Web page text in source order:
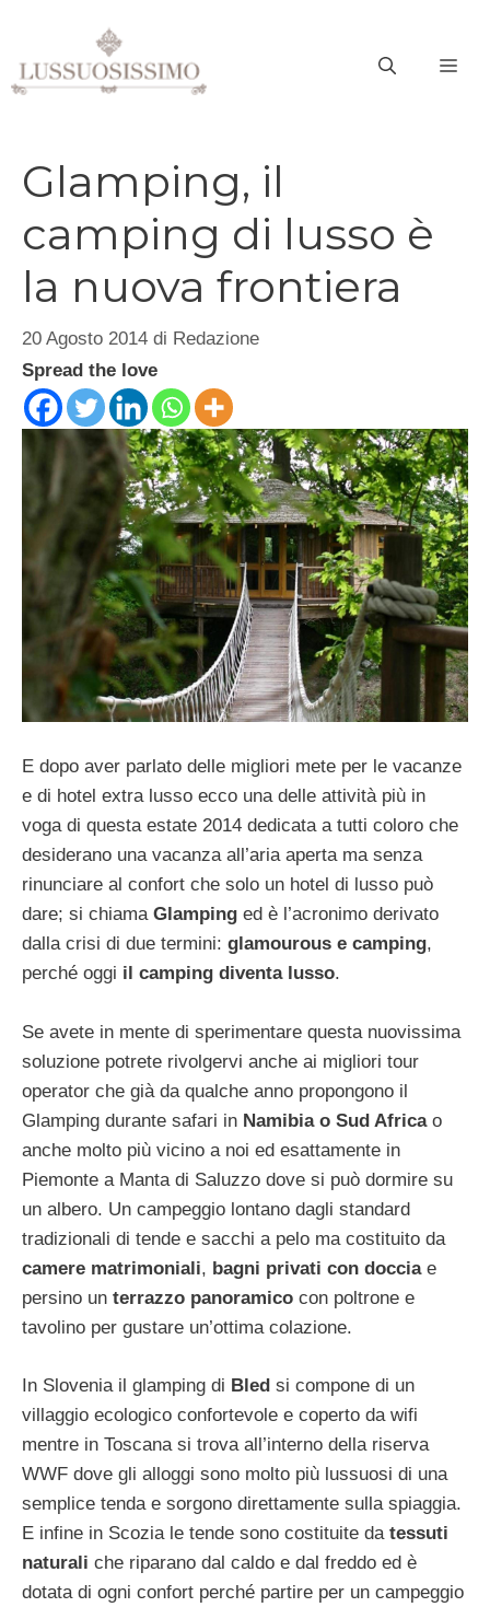
contenuto
Glamping, il
camping di lusso è
la nuova frontiera
20 Agosto 2014 di Redazione
Spread the love
E dopo aver parlato delle migliori mete per le vacanze
e di hotel extra lusso ecco una delle attività più in
voga di questa estate 2014 dedicata a tutti coloro che
desiderano una vacanza all’aria aperta ma senza
rinunciare al confort che solo un hotel di lusso può
dare; si chiama Glamping ed è l’acronimo derivato
dalla crisi di due termini: glamourous e camping,
perché oggi il camping diventa lusso.
Se avete in mente di sperimentare questa nuovissima
soluzione potrete rivolgervi anche ai migliori tour
operator che già da qualche anno propongono il
Glamping durante safari in Namibia o Sud Africao
anche molto più vicino a noi ed esattamente in
Piemonte a Manta di Saluzzo dove si può dormire su
un albero. Un campeggio lontano dagli standard
tradizionali di tende e sacchi a pelo ma costituito da
camere matrimoniali, bagni privati con docciae
persino un terrazzo panoramico con poltrone e
tavolino per gustare un’ottima colazione.
In Slovenia il glamping di Bled si compone di un
villaggio ecologico confortevole e coperto da wifi
mentre in Toscana si trova all’interno della riserva
WWF dove gli alloggi sono molto più lussuosi di una
semplice tenda e sorgono direttamente sulla spiaggia.
E infine in Scozia le tende sono costituite da tessuti
naturali che riparano dal caldo e dal freddo ed è
dotata di ogni confort perché partire per un campeggio